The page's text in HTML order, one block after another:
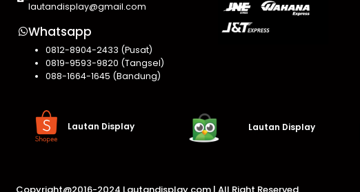
lautandisplay@gmail.com
Whatsapp
0812-8904-2433 (Pusat)
0819-9593-9820 (Tangsel)
088-1664-1645 (Bandung)
Lautan Display Lautan Display